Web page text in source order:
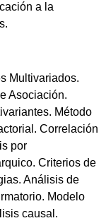
a la
Multivariados.
Asociación.
Método
Correlación
por
Criterios de
Análisis de
Modelo
causal.